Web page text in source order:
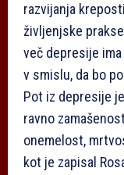
razvijanja
življenjske
več depresije
v smislu, da bo
Pot iz depresije
ravno
onemelost,
kot je zapisal